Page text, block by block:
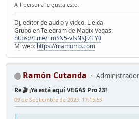
A 1 persona le gusta esto.
Dj, editor de audio y video. Lleida
Grupo en Telegram de Magix Vegas:
https://t.me/+mSN5-vIsNKJlZTY0
Mi web: https://mamomo.com
Ramón Cutanda Administrador
Re:🎬 ¡Ya está aquí VEGAS Pro 23!
09 de Septiembre de 2025, 17:15:55